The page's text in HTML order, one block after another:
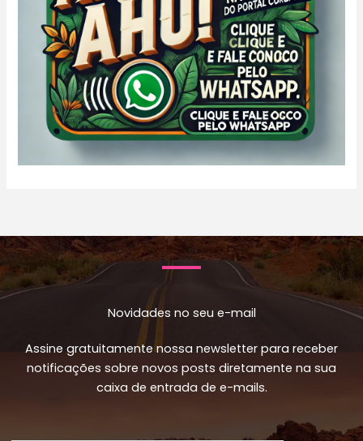
Novidades no seu e-mail
Assine gratuitamente nossa newsletter para receber
notificações sobre novos posts diretamente na sua
caixa de entrada de e-mails.